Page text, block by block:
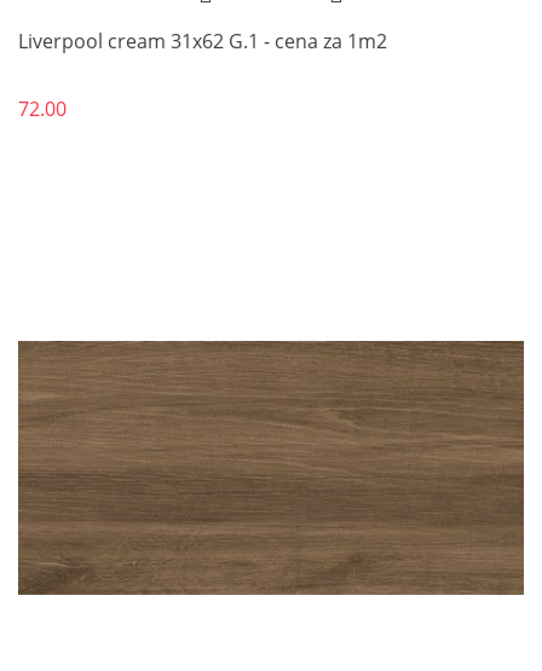
Liverpool cream 31x62 G.1 - cena za 1m2
72.00